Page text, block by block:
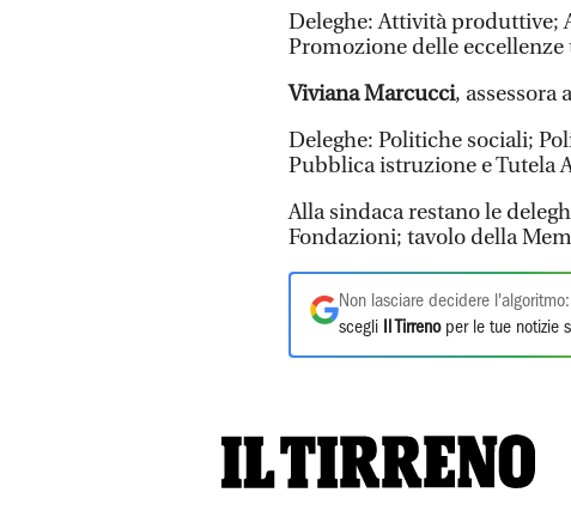
Deleghe: Attività produttive;
Promozione delle
Viviana Marcucci, assessora
Deleghe: Politiche sociali;
Pubblica istruzione e Tutela
Alla sindaca restano le
Fondazioni; tavolo della
Non lasciare decidere l'algoritmo:
scegli
Il Tirrenoper le tue notizie